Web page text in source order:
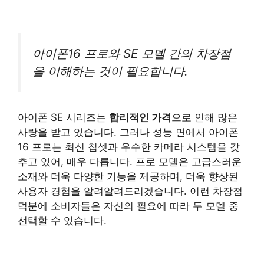
아이폰16 프로와 SE 모델 간의 차장점
을 이해하는 것이 필요합니다.
아이폰 SE 시리즈는 합리적인 가격 으로 인해 많은
사랑을 받고 있습니다. 그러나 성능 면에서 아이폰
16 프로는 최신 칩셋과 우수한 카메라 시스템을 갖
추고 있어, 매우 다릅니다. 프로 모델은 고급스러운
소재와 더욱 다양한 기능을 제공하며, 더욱 향상된
사용자 경험을 알려알려드리겠습니다. 이런 차장점
덕분에 소비자들은 자신의 필요에 따라 두 모델 중
선택할 수 있습니다.